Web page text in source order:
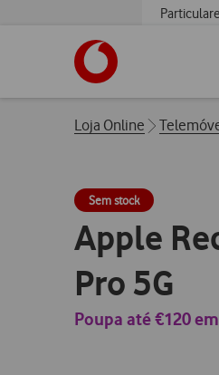
Breadcrumbs
Loja Online
Sem stock
Apple
Pro 5G
Poupa até €120